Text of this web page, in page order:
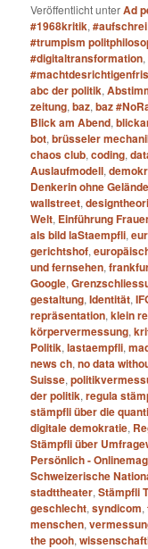
Veröffentlicht unterAd
#1968kritik,#aufschrei
#trumpism
#digitaltransformation,
abc der politik,
zeitung,baz,baz
Blick am Abend,
bot,brüsseler
chaos club,coding,
Auslaufmodell,
Denkerin ohne
wallstreet,
Welt, Einführung
als bild laStaempfli,
gerichtshof,
und fernsehen,
Google,
gestaltung,Identität,
repräsentation,klein
körpervermessung,
Politik,lastaempfli,
news ch,no data
Suisse,
der politik,regula
stämpfli über die
digitale demokratie,
Stämpfli über
Persönlich -
Schweizerische
stadttheater,Stämpfli
geschlecht,syndicom,
menschen,
the pooh,